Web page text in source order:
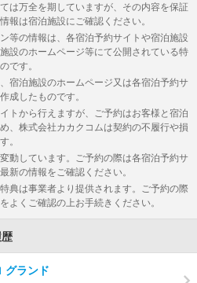
は万全を期していますが、その内容を保証
報は宿泊施設にご確認ください。
等の情報は、各宿泊予約サイトや宿泊施設
設のホームページ等にて公開されている特
です。
宿泊施設のホームページ又は各宿泊予約サ
成したものです。
トから行えますが、ご予約はお客様と宿泊
、株式会社カカクコムは契約の不履行や損
。
動しています。ご予約の際は各宿泊予約サ
新の情報をご確認ください。
典は事業者より提供されます。ご予約の際
よくご確認の上お手続きください。
グランド